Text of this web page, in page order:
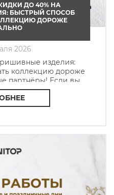
ДО 40% НА
БЫСТРЫЙ СПОСОБ
ДОРОЖЕ
2026
изделия:
коллекцию дороже
партнёры! Если вы
свою коллекцию
то пришивные
задачу. Сейчас
Модель сразу
визуально.
точка, за которую
легче выделить в
как дизайн. Проще
выше рынка за счёт
Где они особенно